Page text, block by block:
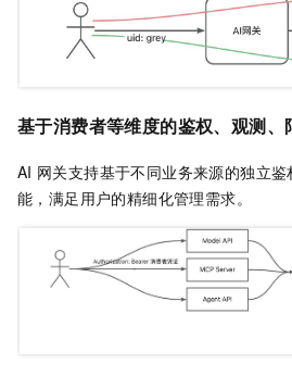
基于消费者等维度的鉴权、观测、
AI 网关支持基于不同业务来源的独立
能，满足用户的精细化管理需求。